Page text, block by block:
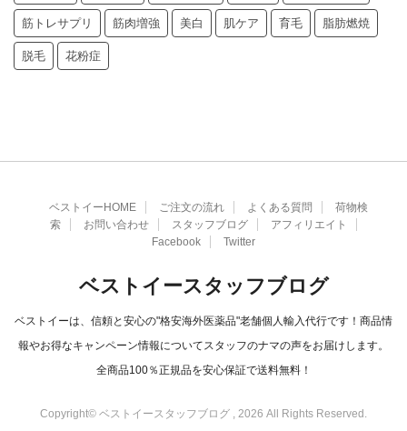
筋トレサプリ 筋肉増強 美白 肌ケア 育毛 脂肪燃焼
脱毛 花粉症
ベストイーHOME ご注文の流れ よくある質問
荷物検
索
お問い合わせ スタッフブログ
アフィリエイト
Facebook
Twitter
ベストイースタッフブログ
ベストイーは、信頼と安心の"格安海外医薬品"老舗個人輸入代行です！商品情
報やお得なキャンペーン情報についてスタッフのナマの声をお届けします。
全商品100％正規品を安心保証で送料無料！
Copyright© ベストイースタッフブログ , 2026 All Rights Reserved.